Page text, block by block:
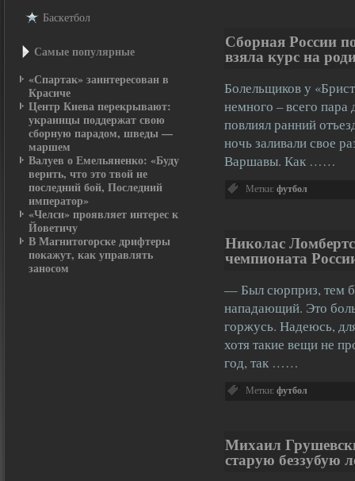
Баскетбол
Самые популярные
«Спартак» заинтересован в
Красиче
Центр Киева перекрывают:
украинцы поддержат свою
сборную парадом, шведы —
маршем
Валуев о Емельяненко: «Буду
верить, что это твой не
последний бой, Последний
император»
«Челси» проявляет интерес к
Йоветичу
В Магнитогорске дрифтеры
покажут, как управлять
заносом
Сборная России
взяла курс на
Болельщиков у
немного – всего пара
повлиял ранний
ночь заливали свое
Варшавы. Как ……
Метки: футбол
Николас
чемпионата
— Был сюрприз, тем
нападающий. Это
горжусь. Надеюсь,
хотя такие вещи не
год, так ……
Метки: футбол
Михаил
старую беззубую